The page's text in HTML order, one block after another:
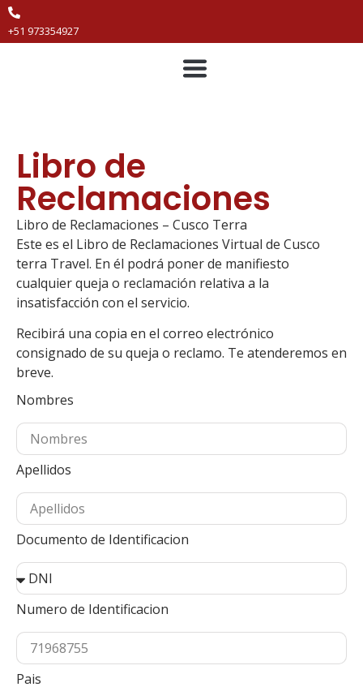
+51 973354927
Libro de
Reclamaciones
Libro de Reclamaciones – Cusco Terra
Este es el Libro de Reclamaciones Virtual de Cusco
terra Travel. En él podrá poner de manifiesto
cualquier queja o reclamación relativa a la
insatisfacción con el servicio.
Recibirá una copia en el correo electrónico
consignado de su queja o reclamo. Te atenderemos en
breve.
Nombres
Apellidos
Documento de Identificacion
Numero de Identificacion
Pais